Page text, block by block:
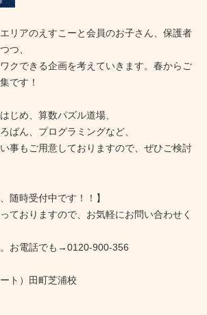
リアのえすこーと会員のお子さん、保護者
つ、
クできる企画を考えていきます。春からご
です！
じめ、算数パズル道場、
ばん、プログラミングなど、
事もご用意しておりますので、ぜひご検討
随時受付中です！！】
ておりますので、お気軽にお問い合わせく
お電話でも→0120-900-356
ト）田町芝浦校